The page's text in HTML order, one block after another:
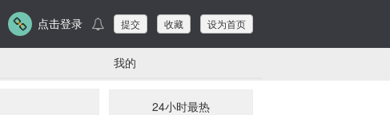
点击登录 提交 收藏 设为首页
我的
24小时最热